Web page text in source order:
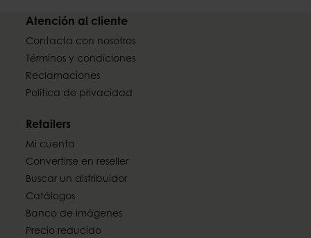
Atención al cliente
Contacta con nosotros
Términos y condiciones
Reclamaciones
Política de privacidad
Retailers
Mi cuenta
Convertirse en reseller
Buscar un distribuidor
Catálogos
Banco de imágenes
Precio reducido